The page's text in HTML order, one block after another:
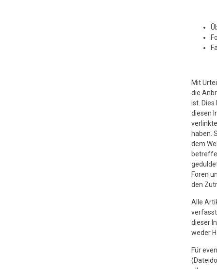
Mit
die
ist. Dies
diesen
haben.
dem
Foren
den
Alle
dieser
weder
Für